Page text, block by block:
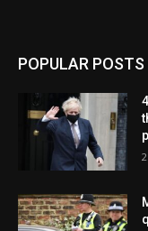
POPULAR POSTS